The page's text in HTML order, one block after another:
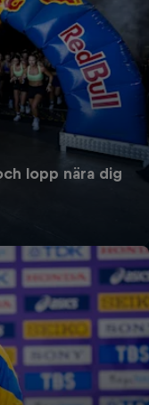
lopp nära dig